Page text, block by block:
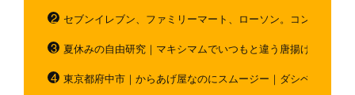
セブンイレブン、ファミリーマート、ローソン。コンビニの
夏休みの自由研究｜マキシマムでいつもと違う唐揚げを作ろう
東京都府中市｜からあげ屋なのにスムージー｜ダシベース唐